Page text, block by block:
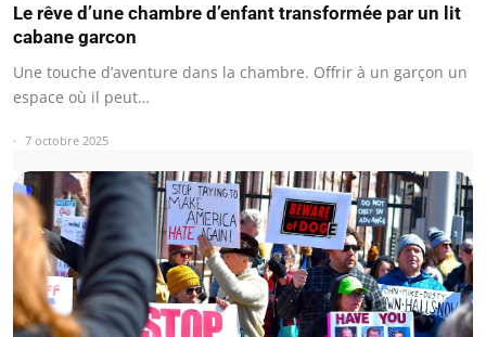
Le rêve d’une chambre d’enfant transformée par un lit
cabane garcon
Une touche d’aventure dans la chambre. Offrir à un garçon un
espace où il peut…
7 octobre 2025